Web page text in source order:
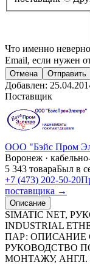
Что именно неверно
Email, если нужен
Отмена Отправить
Добавлен:
Поставщик
ООО "Бэйс Пром
Воронеж ·
5 343 товараБыл в
+7 (473) 202-50-20
поставщика →
Описание
SIMATIC NET,
INDUSTRIAL
ПАР: ОПИСАНИЕ
РУКОВОДСТВО
МОНТАЖУ, АНГЛ.